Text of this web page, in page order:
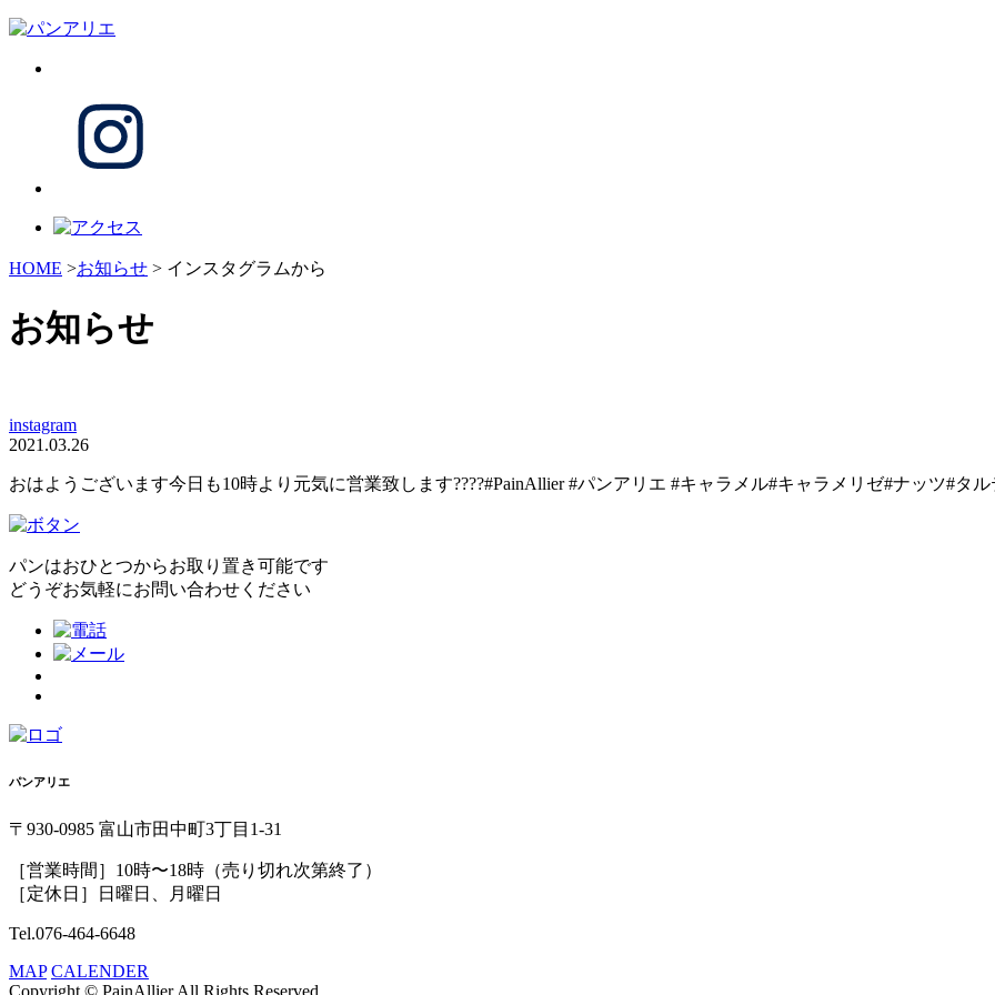
HOME >お知らせ > インスタグラムから
お知らせ
instagram
2021.03.26
おはようございます今日も10時より元気に営業致します????#PainAllier #パンアリエ #キャラメル#キャラメリゼ#ナッツ#タル
パンはおひとつからお取り置き可能です
どうぞお気軽にお問い合わせください
パンアリエ
〒930-0985 富山市田中町3丁目1-31
［営業時間］10時〜18時（売り切れ次第終了）
［定休日］日曜日、月曜日
Tel.076-464-6648
MAP CALENDER
Copyright © PainAllier All Rights Reserved.